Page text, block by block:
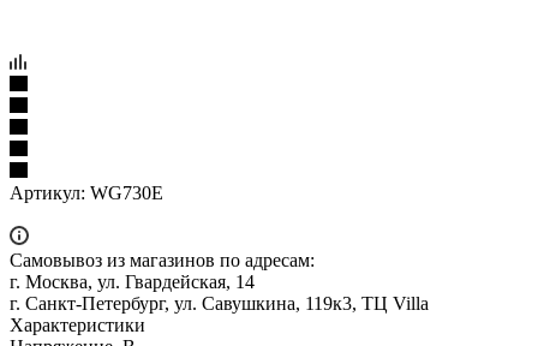
Артикул: WG730E
Самовывоз из магазинов по адресам:
г. Москва, ул. Гвардейская, 14
г. Санкт-Петербург, ул. Савушкина, 119к3, ТЦ Villa
Характеристики